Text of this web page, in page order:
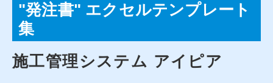
"発注書" エクセルテンプレート
集
施工管理システム アイピア